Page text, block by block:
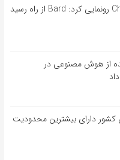
از هوش مصنوعی در
کشور دارای بیشترین محدودیت